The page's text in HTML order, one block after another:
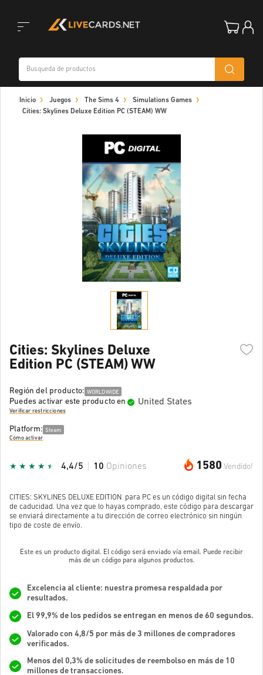
navigation
Inicio Juegos The Sims 4
Simulations Games
Cities: Skylines Deluxe Edition PC (STEAM) WW
Cities: Skylines Deluxe
Edition PC (STEAM) WW
Región del producto: WORLDWIDE
Puedes activar este producto en United States
Verificar restricciones
Platform: Steam
Cómo activar
1580 Vendido!
4,4/5 10 Opiniones
CITIES: SKYLINES DELUXE EDITION para PC es un código digital sin fecha
de caducidad. Una vez que lo hayas comprado, este código para descargar
se enviará directamente a tu dirección de correo electrónico sin ningún
tipo de coste de envío.
Este es un producto digital. El código será enviado vía email. Puede recibir
más de un código para algunos productos.
Excelencia al cliente: nuestra promesa respaldada por
resultados.
El 99,9% de los pedidos se entregan en menos de 60 segundos.
Valorado con 4,8/5 por más de 3 millones de compradores
verificados.
Menos del 0,3% de solicitudes de reembolso en más de 10
millones de transacciones.